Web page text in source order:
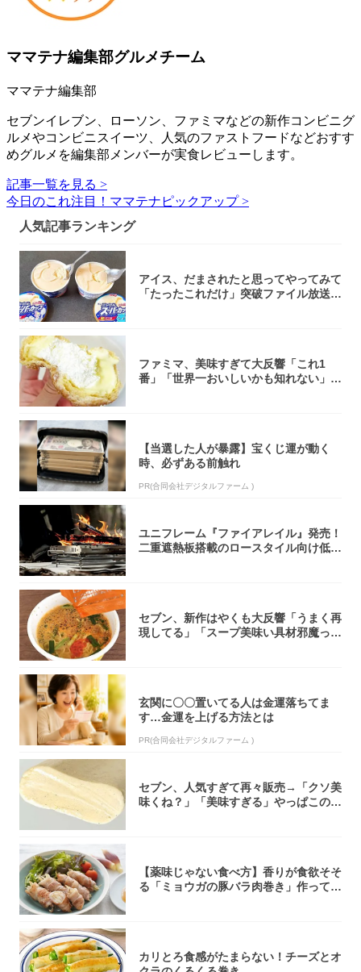
ママテナ編集部グルメチーム
ママテナ編集部
セブンイレブン、ローソン、ファミマなどの新作コンビニグ
ルメやコンビニスイーツ、人気のファストフードなどおすす
めグルメを編集部メンバーが実食レビューします。
記事一覧を見る >
今日のこれ注目！ママテナピックアップ >
人気記事ランキング
アイス、だまされたと思ってやってみて
「たったこれだけ」突破ファイル放送で
ファミマ、美味すぎて大反響「これ1
番」「世界一おいしいかも知れない」
【当選した人が暴露】宝くじ運が動く
時、必ずある前触れ
PR(合同会社デジタルファーム )
ユニフレーム『ファイアレイル』発売！
二重遮熱板搭載のロースタイル向け低型
セブン、新作はやくも大反響「うまく再
現してる」「スープ美味い具材邪魔って
玄関に〇〇置いてる人は金運落ちてま
す…金運を上げる方法とは
PR(合同会社デジタルファーム )
セブン、人気すぎて再々販売→「クソ美
味くね？」「美味すぎる」やっぱこのク
【薬味じゃない食べ方】香りが食欲そそ
る「ミョウガの豚バラ肉巻き」作ってみ
カリとろ食感がたまらない！チーズとオ